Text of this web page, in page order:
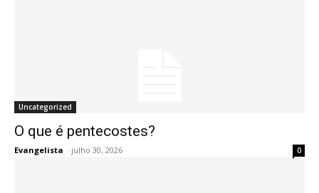
Uncategorized
O que é pentecostes?
Evangelista - julho 30, 2026 0